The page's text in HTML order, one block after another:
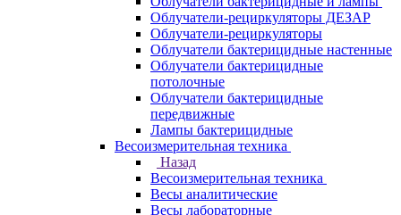
Облучатели-рециркуляторы ДЕЗАР
Облучатели-рециркуляторы
Облучатели бактерицидные настенные
Облучатели бактерицидные
потолочные
Облучатели бактерицидные
передвижные
Лампы бактерицидные
Весоизмерительная техника
Назад
Весоизмерительная техника
Весы аналитические
Весы лабораторные